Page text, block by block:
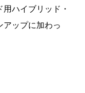
ハイブリッド・
アップに加わっ